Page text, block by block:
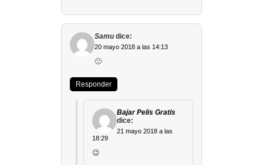
Samu dice:
20 mayo 2018 a las 14:13
🙂
Responder
Bajar Pelis Gratis
dice:
21 mayo 2018 a las
18:29
😉